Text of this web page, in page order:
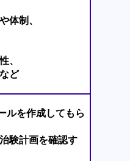
体制、
、
ど
ルを作成してもら
計画を確認す